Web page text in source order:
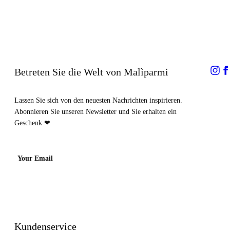
Betreten Sie die Welt von Malìparmi
Lassen Sie sich von den neuesten Nachrichten inspirieren.
Abonnieren Sie unseren Newsletter und Sie erhalten ein
Geschenk ❤
Your Email
Kundenservice